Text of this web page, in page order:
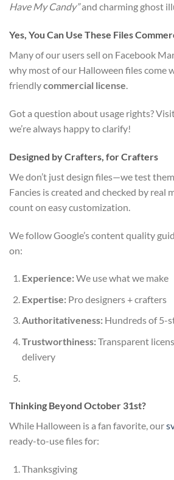
Have My Candy”and charming ghost
Yes, You Can Use These Files
Many of our users sell on Facebook
why most of our Halloween files come
friendlycommercial license.
Got a question about usage rights?
we’re always happy to clarify!
Designed by Crafters, for Crafters
We don’t just design files—we test
Fancies is created and checked by real
count on easy customization.
We follow Google’s content quality
on:
Experience:We use what we make
Expertise:Pro designers + crafters
Authoritativeness:Hundreds of 5-
Trustworthiness:Transparent
delivery
Thinking Beyond October 31st?
While Halloween is a fan favorite, our
ready-to-use files for:
Thanksgiving